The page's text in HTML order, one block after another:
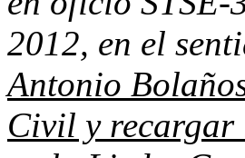
2012, en el
Antonio
Civil y recargar